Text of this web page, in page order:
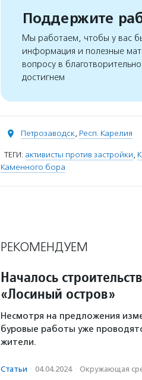
Поддержите
Мы работаем, чтобы у вас
информация и полезные
вопросу в
достигнем
Петрозаводск, Респ. Карелия
ТЕГИ: активисты против застройки,
Каменного бора
РЕКОМЕНДУЕМ
Началось
«Лосиный остров»
Несмотря на предложения
буровые работы уже
жители.
Статьи · 04.04.2024 · Окружающая